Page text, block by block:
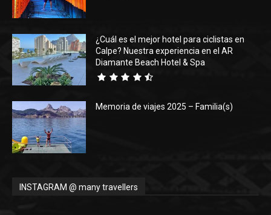
¿Cuál es el mejor hotel para ciclistas en
Calpe? Nuestra experiencia en el AR
Diamante Beach Hotel & Spa
Memoria de viajes 2025 – Familia(s)
INSTAGRAM @ many travellers